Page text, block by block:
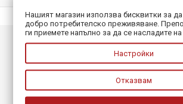
ИНФОРМАЦИЯ
ПОЛЕЗНО
Нашият магазин използва бисквитки за да
добро потребителско преживяване.
ги приемете напълно за да се насладите
Настройки
Отказвам